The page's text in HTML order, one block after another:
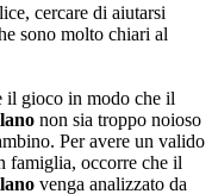
cercare di aiutarsi
sono molto chiari al
il gioco in modo che il
non sia troppo noioso
Per avere un valido
famiglia, occorre che il
venga analizzato da